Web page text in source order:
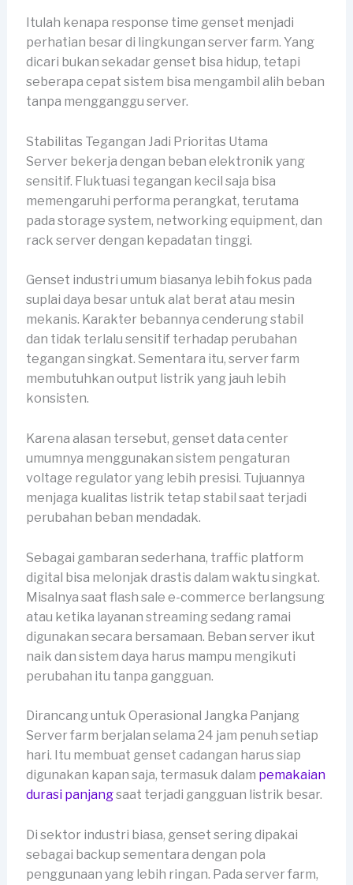
Itulah kenapa response time genset menjadi
perhatian besar di lingkungan server farm. Yang
dicari bukan sekadar genset bisa hidup, tetapi
seberapa cepat sistem bisa mengambil alih beban
tanpa mengganggu server.
Stabilitas Tegangan Jadi Prioritas Utama
Server bekerja dengan beban elektronik yang
sensitif. Fluktuasi tegangan kecil saja bisa
memengaruhi performa perangkat, terutama
pada storage system, networking equipment, dan
rack server dengan kepadatan tinggi.
Genset industri umum biasanya lebih fokus pada
suplai daya besar untuk alat berat atau mesin
mekanis. Karakter bebannya cenderung stabil
dan tidak terlalu sensitif terhadap perubahan
tegangan singkat. Sementara itu, server farm
membutuhkan output listrik yang jauh lebih
konsisten.
Karena alasan tersebut, genset data center
umumnya menggunakan sistem pengaturan
voltage regulator yang lebih presisi. Tujuannya
menjaga kualitas listrik tetap stabil saat terjadi
perubahan beban mendadak.
Sebagai gambaran sederhana, traffic platform
digital bisa melonjak drastis dalam waktu singkat.
Misalnya saat flash sale e-commerce berlangsung
atau ketika layanan streaming sedang ramai
digunakan secara bersamaan. Beban server ikut
naik dan sistem daya harus mampu mengikuti
perubahan itu tanpa gangguan.
Dirancang untuk Operasional Jangka Panjang
Server farm berjalan selama 24 jam penuh setiap
hari. Itu membuat genset cadangan harus siap
digunakan kapan saja, termasuk dalam pemakaian
durasi panjangsaat terjadi gangguan listrik besar.
Di sektor industri biasa, genset sering dipakai
sebagai backup sementara dengan pola
penggunaan yang lebih ringan. Pada server farm,